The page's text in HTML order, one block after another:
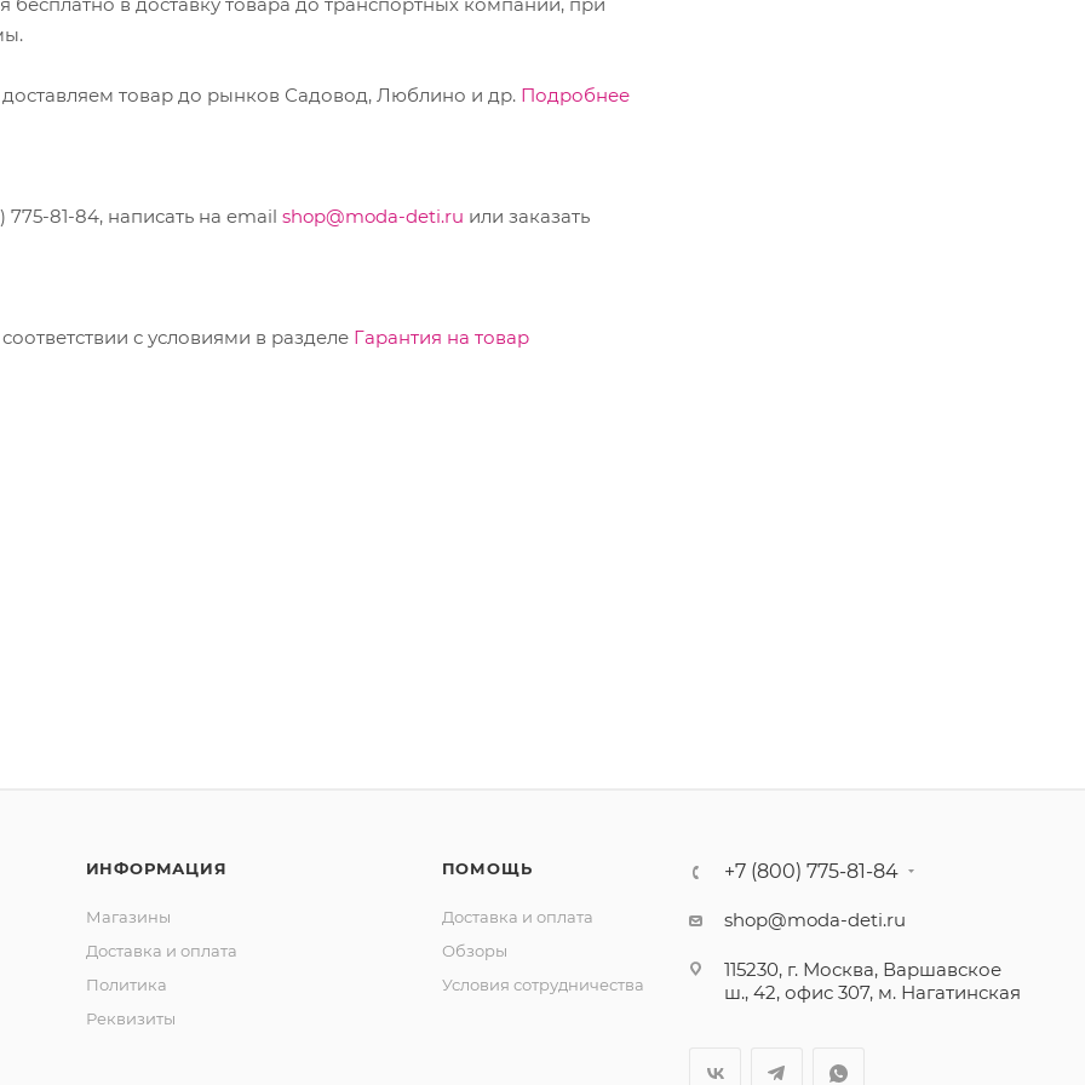
товар до рынков Садовод, Люблино и др. Подробнее
81-84, написать на email shop@moda-deti.ru или заказать
с условиями в разделе Гарантия на товар
ИНФОРМАЦИЯ
Магазины
Доставка и оплата
Политика
Реквизиты
ПОМОЩЬ
Доставка и оплата
Обзоры
Условия сотрудничества
+7 (800) 775-81-84
shop@moda-deti.ru
115230, г. Москва, Варшавское
ш., 42, офис 307, м. Нагатинская